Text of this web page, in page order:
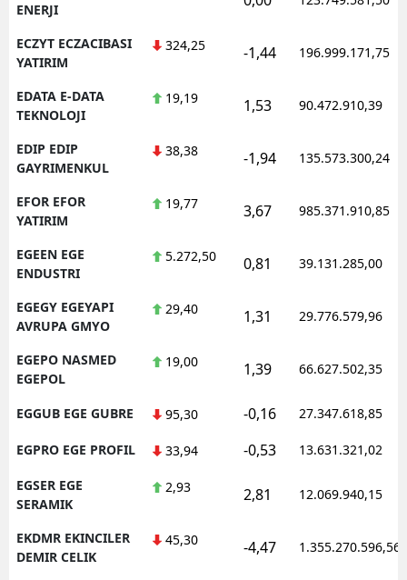
ENERJI
ECZYT ECZACIBASI
YATIRIM
324,25 -1,44 196.999.171,75
EDATA E-DATA
TEKNOLOJI
19,19 1,53 90.472.910,39
EDIP EDIP
GAYRIMENKUL
38,38 -1,94 135.573.300,24
EFOR EFOR
YATIRIM
19,77 3,67 985.371.910,85
EGEEN EGE
ENDUSTRI
5.272,50 0,81 39.131.285,00
EGEGY EGEYAPI
AVRUPA GMYO
29,40 1,31 29.776.579,96
EGEPO NASMED
EGEPOL
19,00 1,39 66.627.502,35
EGGUB EGE GUBRE 95,30 -0,16 27.347.618,85
EGPRO EGE PROFIL 33,94 -0,53 13.631.321,02
EGSER EGE
SERAMIK
2,93 2,81 12.069.940,15
EKDMR EKINCILER
DEMIR CELIK
45,30 -4,47 1.355.270.596,56